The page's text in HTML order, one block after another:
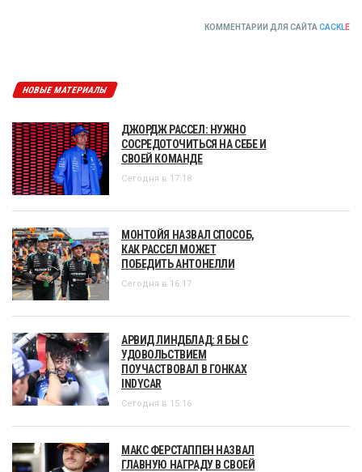
КОММЕНТАРИИ ДЛЯ САЙТА CACKLE
НОВЫЕ МАТЕРИАЛЫ
ДЖОРДЖ РАССЕЛ: НУЖНО
СОСРЕДОТОЧИТЬСЯ НА СЕБЕ И
СВОЕЙ КОМАНДЕ
Сегодня в 17:18
МОНТОЙЯ НАЗВАЛ СПОСОБ,
КАК РАССЕЛ МОЖЕТ
ПОБЕДИТЬ АНТОНЕЛЛИ
Сегодня в 16:17
АРВИД ЛИНДБЛАД: Я БЫ С
УДОВОЛЬСТВИЕМ
ПОУЧАСТВОВАЛ В ГОНКАХ
INDYCAR
Сегодня в 15:16
МАКС ФЕРСТАППЕН НАЗВАЛ
ГЛАВНУЮ НАГРАДУ В СВОЕЙ